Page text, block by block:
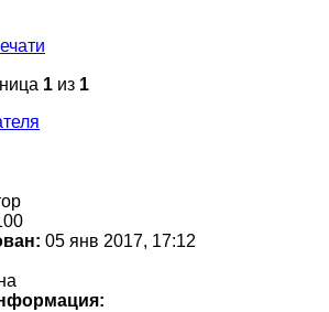
1 из 1
05 янв 2017, 17:12